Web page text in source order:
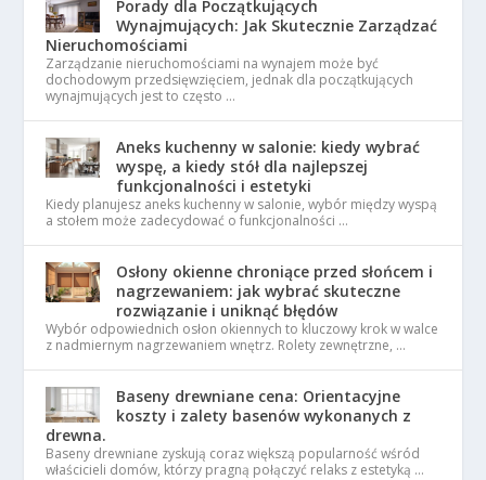
Porady dla Początkujących
Wynajmujących: Jak Skutecznie Zarządzać
Nieruchomościami
Zarządzanie nieruchomościami na wynajem może być
dochodowym przedsięwzięciem, jednak dla początkujących
wynajmujących jest to często …
Aneks kuchenny w salonie: kiedy wybrać
wyspę, a kiedy stół dla najlepszej
funkcjonalności i estetyki
Kiedy planujesz aneks kuchenny w salonie, wybór między wyspą
a stołem może zadecydować o funkcjonalności …
Osłony okienne chroniące przed słońcem i
nagrzewaniem: jak wybrać skuteczne
rozwiązanie i uniknąć błędów
Wybór odpowiednich osłon okiennych to kluczowy krok w walce
z nadmiernym nagrzewaniem wnętrz. Rolety zewnętrzne, …
Baseny drewniane cena: Orientacyjne
koszty i zalety basenów wykonanych z
drewna.
Baseny drewniane zyskują coraz większą popularność wśród
właścicieli domów, którzy pragną połączyć relaks z estetyką …